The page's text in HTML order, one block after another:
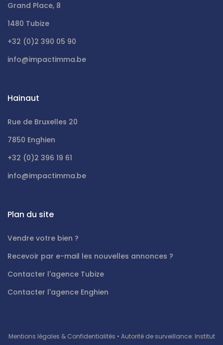
Grand Place, 8
1480 Tubize
+32 (0)2 390 05 90
info@impactimma.be
Hainaut
Rue de Bruxelles 20
7850 Enghien
+32 (0)2 396 19 61
info@impactimma.be
Plan du site
Vendre votre bien ?
Recevoir par e-mail les nouvelles annonces ?
Contacter l'agence Tubize
Contacter l'agence Enghien
Mentions légales & Confidentialités • Autorité de surveillance: Institut